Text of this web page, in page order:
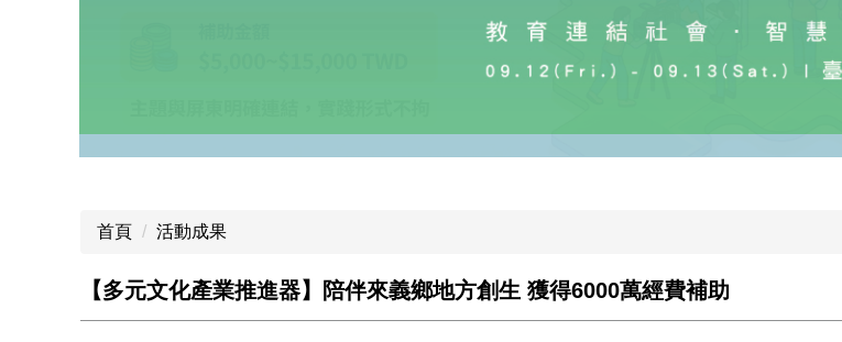
首頁 活動成果
【多元文化產業推進器】陪伴來義鄉地方創生 獲得6000萬經費補助